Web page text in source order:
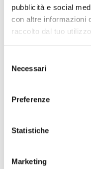
pubblicità e social
con altre informazioni
raccolto dal tuo
delNecessari
Preferenze
Statistiche
Marketing
Lezione Live di
Valeria
Props utilizzati: pilates